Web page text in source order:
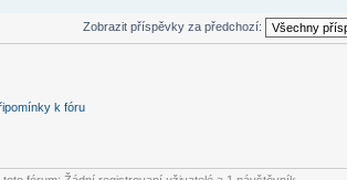
Zobrazit příspěvky za předchozí:
k fóru